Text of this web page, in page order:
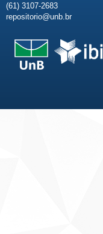
(61) 3107-2683
repositorio@unb.br